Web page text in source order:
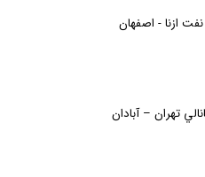
ازنا - اصفهان